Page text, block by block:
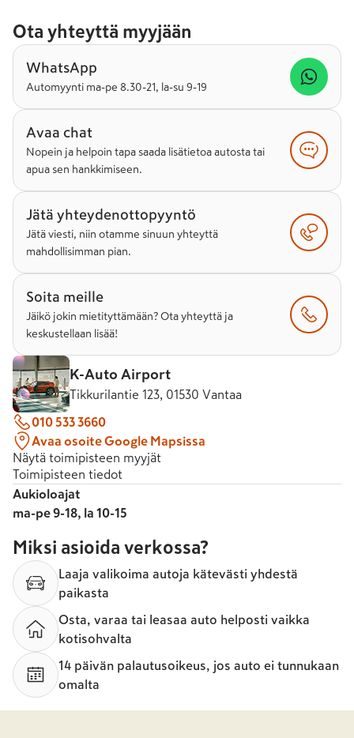
Ota yhteyttä myyjään
WhatsApp
Automyynti ma-pe 8.30-21, la-su 9-19
Avaa chat
Nopein ja helpoin tapa saada lisätietoa autosta tai
apua sen hankkimiseen.
Jätä yhteydenottopyyntö
Jätä viesti, niin otamme sinuun yhteyttä
mahdollisimman pian.
Soita meille
Jäikö jokin mietityttämään? Ota yhteyttä ja
keskustellaan lisää!
K-Auto Airport
Tikkurilantie 123, 01530 Vantaa
010 533 3660
Avaa osoite Google Mapsissa
Näytä toimipisteen myyjät
Toimipisteen tiedot
Aukioloajat
ma-pe 9-18, la 10-15
Miksi asioida verkossa?
Laaja valikoima autoja kätevästi yhdestä
paikasta
Osta, varaa tai leasaa auto helposti vaikka
kotisohvalta
14 päivän palautusoikeus, jos auto ei tunnukaan
omalta